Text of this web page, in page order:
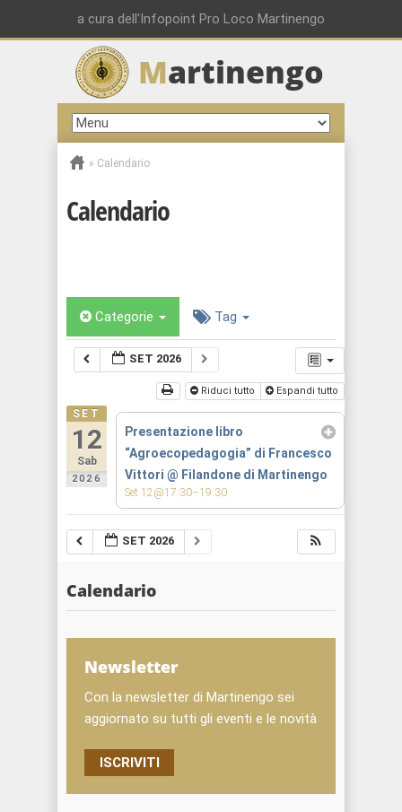
a cura dell'Infopoint Pro Loco Martinengo
Martinengo
» Calendario
Calendario
Categorie Tag
SET 2026
Riduci tutto Espandi tutto
SET
12
Sab
2026
Presentazione libro
“Agroecopedagogia” di Francesco
Vittori @ Filandone di Martinengo
Set 12@17:30–19:30
SET 2026
Calendario
Newsletter
Con la newsletter di Martinengo sei
aggiornato su tutti gli eventi e le novità
ISCRIVITI